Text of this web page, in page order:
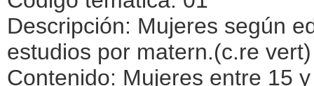
Descripción: Mujeres según
estudios por matern.(c.re vert)
Contenido: Mujeres entre 15